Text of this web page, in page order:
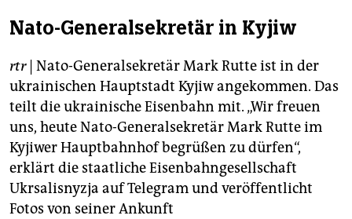
Nato-Generalsekretär in Kyjiw
rtr| Nato-Generalsekretär Mark Rutte ist in der
ukrainischen Hauptstadt Kyjiw angekommen. Das
teilt die ukrainische Eisenbahn mit. „Wir freuen
uns, heute Nato-Generalsekretär Mark Rutte im
Kyjiwer Hauptbahnhof begrüßen zu dürfen“,
erklärt die staatliche Eisenbahngesellschaft
Ukrsalisnyzja auf Telegram und veröffentlicht
Fotos von seiner Ankunft